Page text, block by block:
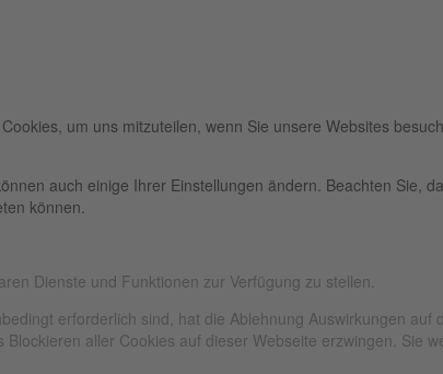
um uns mitzuteilen, wenn Sie unsere Websites
auch einige Ihrer Einstellungen ändern. Beachten Sie,
können.
Dienste und Funktionen zur Verfügung zu stellen.
erforderlich sind, hat die Ablehnung Auswirkungen
aller Cookies auf dieser Webseite erzwingen. Sie